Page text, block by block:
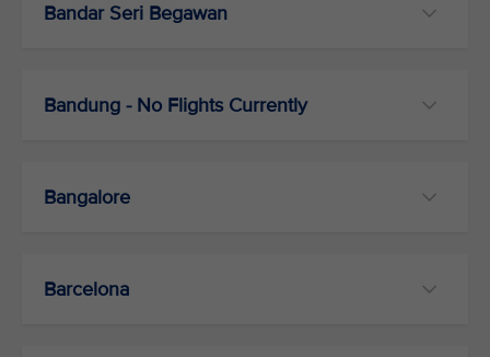
Bandar Seri Begawan
Bandung - No Flights Currently
Bangalore
Barcelona